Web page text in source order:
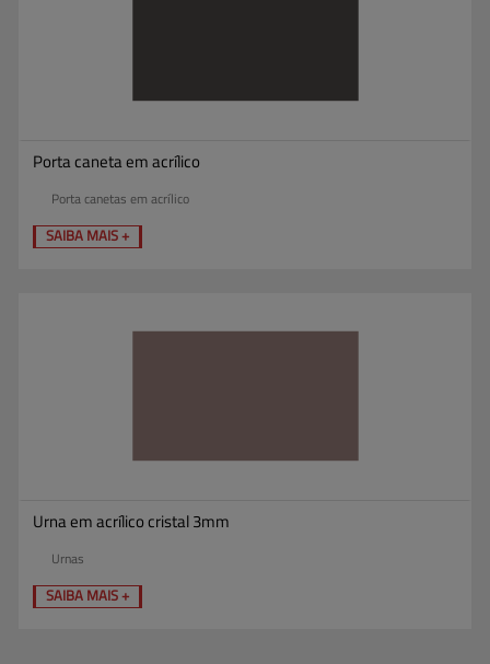
Porta caneta em acrílico
Porta canetas em acrílico
SAIBA MAIS +
Urna em acrílico cristal 3mm
Urnas
SAIBA MAIS +